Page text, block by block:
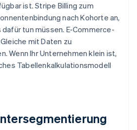
ist. Stripe Billing zum
nach Kohorte an,
tun müssen. E-Commerce-
mit Daten zu
Wenn Ihr Unternehmen klein ist,
Tabellenkalkulationsmodell